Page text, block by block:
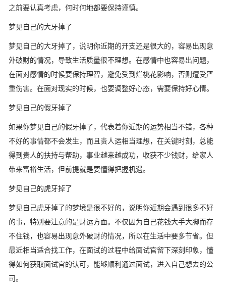
之前要认真考虑，何时何地都要保持谨慎。
梦见自己的大牙掉了
梦见自己的大牙掉了，说明你近期的开支还是很大的，容易出现意
外破财的情况，导致生活质量很不理想。在感情中也容易出问题，
在面对感情的时候要保持理智，避免受到烂桃花影响，否则遭受严
重伤害。在面对现实的时候，也要调整好心态，需要保持好心情。
梦见自己的假牙掉了
如果你梦见自己的假牙掉了，代表着你近期的运势相当不错，各种
不好的事情都不会发生，而且贵人运相当理想，在关键时刻，总能
得到贵人的扶持与帮助，事业越来越成功，收获不少钱财，给家人
带来富裕生活，但前提就是要懂得把握机遇。
梦见自己的虎牙掉了
梦见自己虎牙掉了的梦境是很不好的，说明你近期会遇到很多不好
的事，特别要注意的是财运方面。不仅因为自己花钱大手大脚而存
不住钱，也容易出现意外破财的情况，所以在生活中要多节省。但
最近相当适合找工作，在面试的过程中给面试官留下深刻印象，懂
得如何获取面试官的认可，能够顺利通过面试，进入自己想去的公
司。